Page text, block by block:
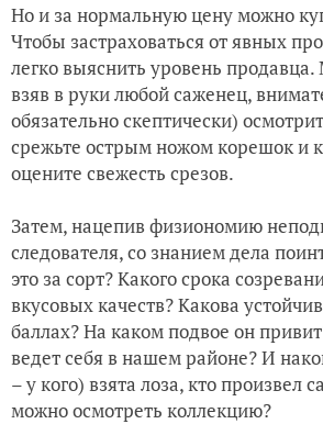
Но и за нормальную цену можно
Чтобы застраховаться от явных
легко выяснить уровень
взяв в руки любой саженец,
обязательно скептически)
срежьте острым ножом корешок и
оцените свежесть срезов.
Затем, нацепив физиономию
следователя, со знанием дела
это за сорт? Какого срока
вкусовых качеств? Какова
баллах? На каком подвое он
ведет себя в нашем районе? И
– у кого) взята лоза, кто произвел
можно осмотреть коллекцию?